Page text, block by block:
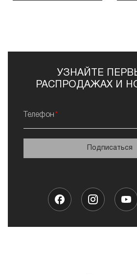
УЗНАЙТЕ
РАСПРОДАЖАХ И
Телефон
Подписаться